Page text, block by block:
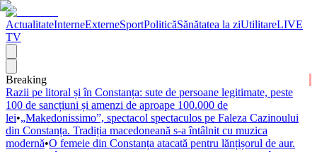
ActualitateInterneExterneSportPoliticăSănătatea la ziUtilitareLIVE
TV
Breaking
Razii pe litoral și în Constanța: sute de persoane legitimate, peste
100 de sancțiuni și amenzi de aproape 100.000 de
lei•„Makedonissimo”, spectacol spectaculos pe Faleza Cazinoului
din Constanța. Tradiția macedoneană s-a întâlnit cu muzica
modernă•O femeie din Constanța atacată pentru lănțișorul de aur.